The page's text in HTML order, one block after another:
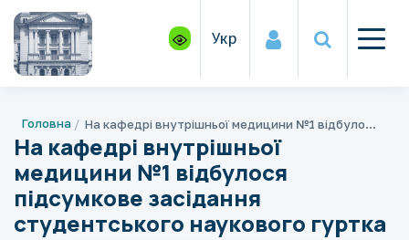
Укр
Головна На кафедрі внутрішньої медицини №1 відбулося підсумкове засідання студентського наукового гуртка
На кафедрі внутрішньої
медицини №1 відбулося
підсумкове засідання
студентського наукового гуртка